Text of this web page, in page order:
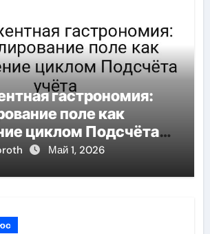
гастрономия:
поле как
циклом Подсчёта
Май 1, 2026